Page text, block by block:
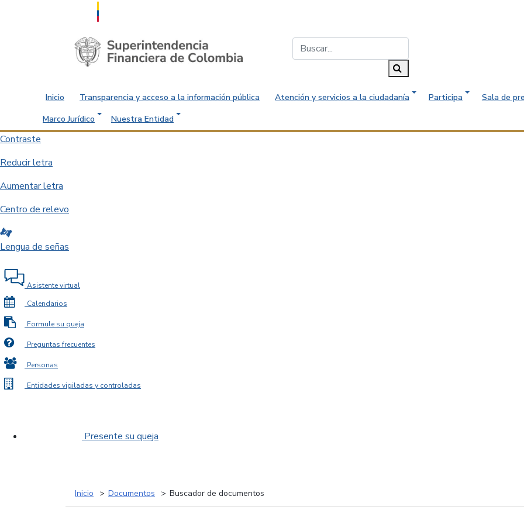
Saltar al contenido principal
Inicio Transparencia y acceso a la información pública Atención y servicios a la ciudadanía Participa
Sala de
Marco Jurídico
Nuestra Entidad
Contraste
Reducir letra
Aumentar letra
Centro de relevo
Lengua de señas
Asistente virtual
Calendarios
Formule su queja
Preguntas frecuentes
Personas
Entidades vigiladas y controladas
Presente su queja
Inicio Documentos Buscador de documentos